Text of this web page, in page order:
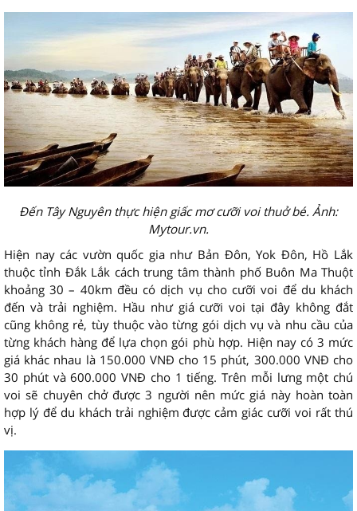
Đến Tây Nguyên thực hiện giấc mơ cưỡi voi thuở bé. Ảnh:
Mytour.vn.
Hiện nay các vườn quốc gia như Bản Đôn, Yok Đôn, Hồ Lắk
thuộc tỉnh Đắk Lắk cách trung tâm thành phố Buôn Ma Thuột
khoảng 30 – 40km đều có dịch vụ cho cưỡi voi để du khách
đến và trải nghiệm. Hầu như giá cưỡi voi tại đây không đắt
cũng không rẻ, tùy thuộc vào từng gói dịch vụ và nhu cầu của
từng khách hàng để lựa chọn gói phù hợp. Hiện nay có 3 mức
giá khác nhau là 150.000 VNĐ cho 15 phút, 300.000 VNĐ cho
30 phút và 600.000 VNĐ cho 1 tiếng. Trên mỗi lưng một chú
voi sẽ chuyên chở được 3 người nên mức giá này hoàn toàn
hợp lý để du khách trải nghiệm được cảm giác cưỡi voi rất thú
vị.